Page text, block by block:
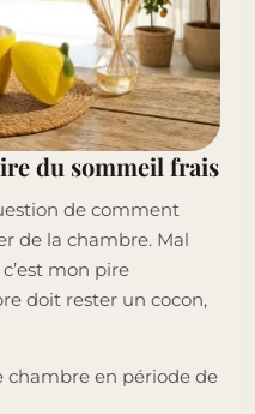
du sommeil frais
de comment
de la chambre. Mal
mon pire
doit rester un cocon,
chambre en période de